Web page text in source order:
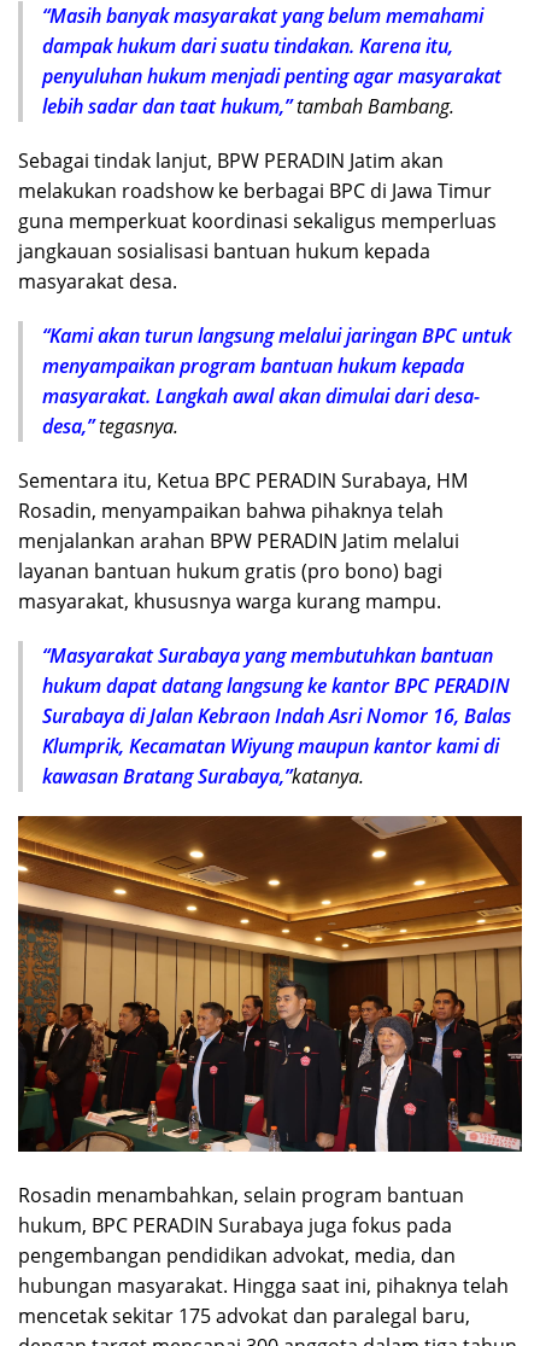
“Masih banyak masyarakat yang belum memahami
dampak hukum dari suatu tindakan. Karena itu,
penyuluhan hukum menjadi penting agar masyarakat
lebih sadar dan taat hukum,”tambah Bambang.
Sebagai tindak lanjut, BPW PERADIN Jatim akan
melakukan roadshow ke berbagai BPC di Jawa Timur
guna memperkuat koordinasi sekaligus memperluas
jangkauan sosialisasi bantuan hukum kepada
masyarakat desa.
“Kami akan turun langsung melalui jaringan BPC untuk
menyampaikan program bantuan hukum kepada
masyarakat. Langkah awal akan dimulai dari desa-
desa,”tegasnya.
Sementara itu, Ketua BPC PERADIN Surabaya, HM
Rosadin, menyampaikan bahwa pihaknya telah
menjalankan arahan BPW PERADIN Jatim melalui
layanan bantuan hukum gratis (pro bono) bagi
masyarakat, khususnya warga kurang mampu.
“Masyarakat Surabaya yang membutuhkan bantuan
hukum dapat datang langsung ke kantor BPC PERADIN
Surabaya di Jalan Kebraon Indah Asri Nomor 16, Balas
Klumprik, Kecamatan Wiyung maupun kantor kami di
kawasan Bratang Surabaya,”katanya.
Rosadin menambahkan, selain program bantuan
hukum, BPC PERADIN Surabaya juga fokus pada
pengembangan pendidikan advokat, media, dan
hubungan masyarakat. Hingga saat ini, pihaknya telah
mencetak sekitar 175 advokat dan paralegal baru,